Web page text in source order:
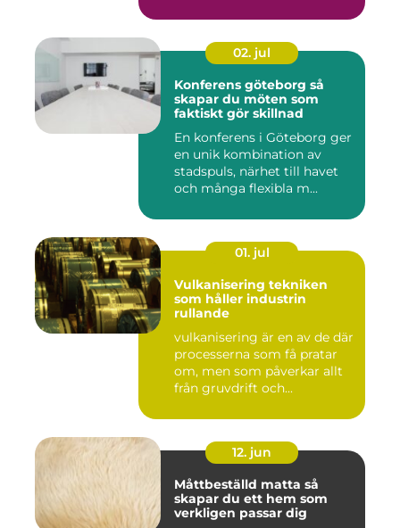
02. jul
Konferens göteborg så
skapar du möten som
faktiskt gör skillnad
En konferens i Göteborg ger
en unik kombination av
stadspuls, närhet till havet
och många flexibla m...
01. jul
Vulkanisering tekniken
som håller industrin
rullande
vulkanisering är en av de där
processerna som få pratar
om, men som påverkar allt
från gruvdrift och...
12. jun
Måttbeställd matta så
skapar du ett hem som
verkligen passar dig